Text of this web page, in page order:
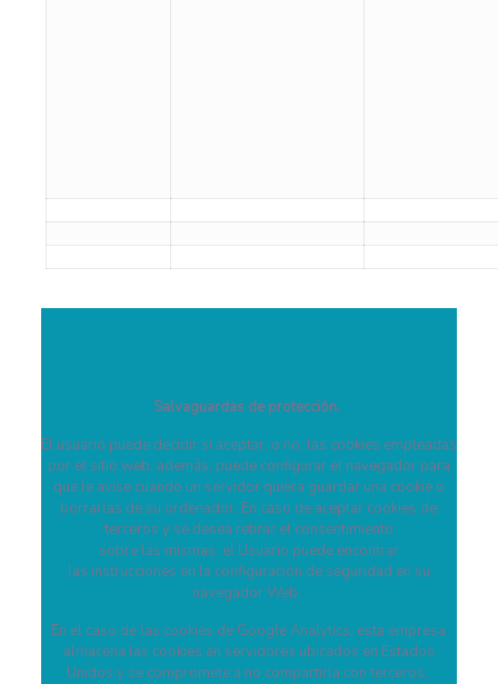
Salvaguardas de protección.
El usuario puede decidir si aceptar, o no, las cookies empleadas
por el sitio web, además, puede configurar el navegador para
que le avise cuando un servidor quiera guardar una cookie o
borrarlas de su ordenador. En caso de aceptar cookies de
terceros y se desea retirar el consentimiento
sobre las mismas, el Usuario puede encontrar
las instrucciones en la configuración de seguridad en su
navegador Web.
En el caso de las cookies de Google Analytics, esta empresa
almacena las cookies en servidores ubicados en Estados
Unidos y se compromete a no compartirla con terceros,